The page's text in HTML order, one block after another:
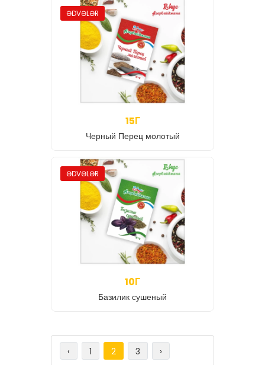
ƏDVƏLƏR
15Г
Черный Перец молотый
ƏDVƏLƏR
10Г
Базилик сушеный
‹ 1 2 3 ›